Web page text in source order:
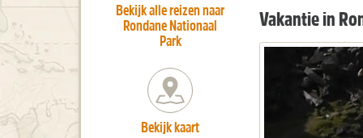
Vakantie in
Bekijk alle reizen naar
Rondane Nationaal
Park
Bekijk kaart